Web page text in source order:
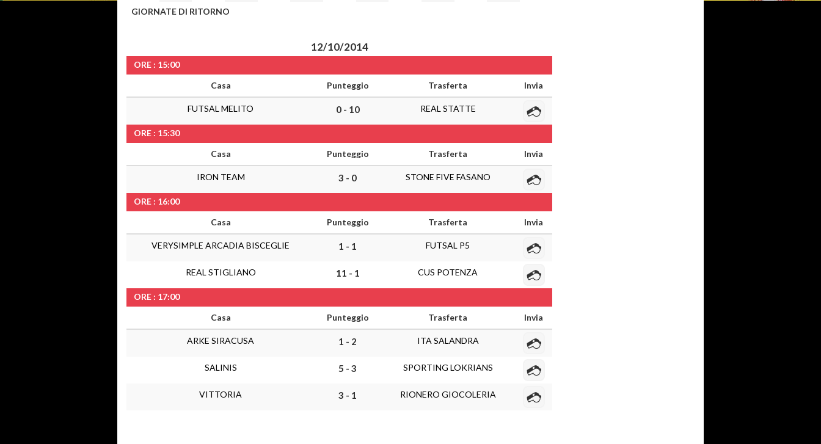
GIORNATE DI RITORNO
12/10/2014
ORE : 15:00
Casa
Punteggio Trasferta Invia
FUTSAL MELITO 0 - 10 REAL STATTE
ORE : 15:30
Casa
Punteggio Trasferta Invia
IRON TEAM 3 - 0 STONE FIVE FASANO
ORE : 16:00
Casa
Punteggio Trasferta Invia
VERYSIMPLE ARCADIA BISCEGLIE 1 - 1 FUTSAL P5
REAL STIGLIANO 11 - 1 CUS POTENZA
ORE : 17:00
Casa
Punteggio Trasferta Invia
ARKE SIRACUSA 1 - 2 ITA SALANDRA
SALINIS 5 - 3 SPORTING LOKRIANS
VITTORIA 3 - 1 RIONERO GIOCOLERIA